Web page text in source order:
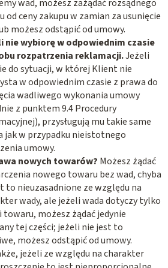
wad, możesz zażądać rozsądnego
od ceny zakupu w zamian za usunięcie
możesz odstąpić od umowy.
nie wybiorę w odpowiednim czasie
rozpatrzenia reklamacji.Jeżeli
do sytuacji, w której Klient nie
w odpowiednim czasie z prawa do
wadliwego wykonania umowy
z punktem 9.4 Procedury
przysługują mu takie same
jak w przypadku nieistotnego
umowy.
nowych towarów? Możesz żądać
nowego towaru bez wad, chyba
to nieuzasadnione ze względu na
wady, ale jeżeli wada dotyczy tylko
towaru, możesz żądać jedynie
tej części; jeżeli nie jest to
możesz odstąpić od umowy.
jeżeli ze względu na charakter